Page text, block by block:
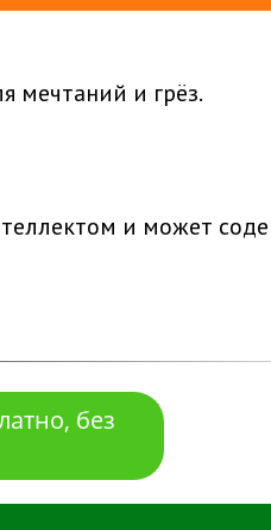
мечтаний и грёз.
и может
без